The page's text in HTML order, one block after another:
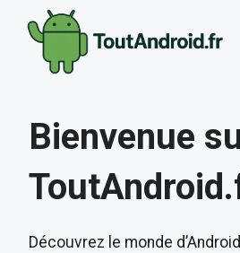
contenu
Bienvenue
Découvrez le monde